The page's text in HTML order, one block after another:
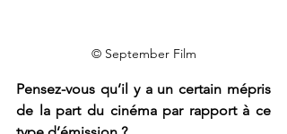
© September Film
Pensez-vous qu’il y a un certain mépris
de la part du cinéma par rapport à ce